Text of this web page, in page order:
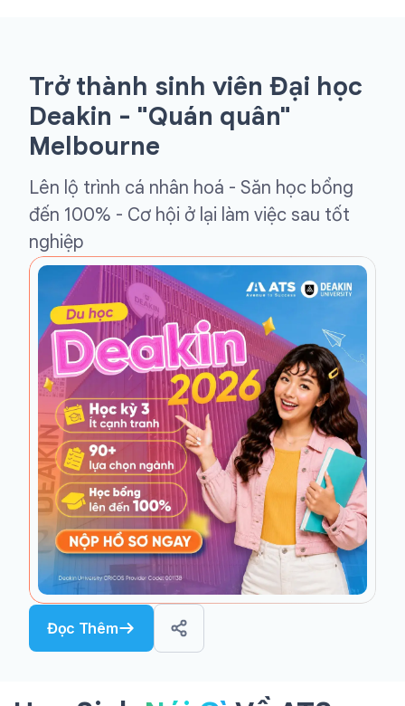
Trở thành sinh viên Đại học
Deakin - "Quán quân"
Melbourne
Lên lộ trình cá nhân hoá - Săn học bổng
đến 100% - Cơ hội ở lại làm việc sau tốt
nghiệp
Đọc Thêm